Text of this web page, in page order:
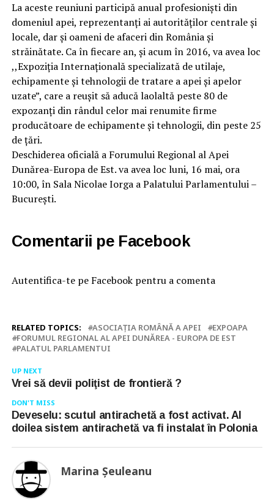
La aceste reuniuni participă anual profesionişti din
domeniul apei, reprezentanţi ai autorităţilor centrale şi
locale, dar şi oameni de afaceri din România şi
străinătate. Ca în fiecare an, şi acum în 2016, va avea loc
,,Expoziţia Internaţională specializată de utilaje,
echipamente şi tehnologii de tratare a apei şi apelor
uzate”, care a reuşit să aducă laolaltă peste 80 de
expozanţi din rândul celor mai renumite firme
producătoare de echipamente şi tehnologii, din peste 25
de ţări.
Deschiderea oficială a Forumului Regional al Apei
Dunărea-Europa de Est. va avea loc luni, 16 mai, ora
10:00, în Sala Nicolae Iorga a Palatului Parlamentului –
Bucureşti.
Comentarii pe Facebook
Autentifica-te pe Facebook pentru a comenta
RELATED TOPICS: ASOCIAŢIA ROMÂNĂ A APEI
EXPOAPA
FORUMUL REGIONAL AL APEI DUNĂREA - EUROPA DE EST
PALATUL PARLAMENTUI
UP NEXT
Vrei să devii poliţist de frontieră ?
DON'T MISS
Deveselu: scutul antirachetă a fost activat. Al
doilea sistem antirachetă va fi instalat în Polonia
Marina Şeuleanu